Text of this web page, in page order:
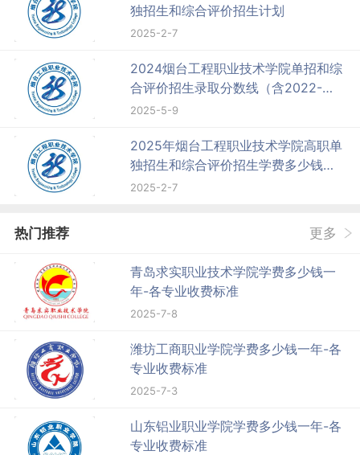
独招生和综合评价招生计划
2025-2-7
2024烟台工程职业技术学院单招和综
合评价招生录取分数线（含2022-
2023历年）
2025-5-9
2025年烟台工程职业技术学院高职单
独招生和综合评价招生学费多少钱一
年-各专业收费标准
2025-2-7
热门推荐 更多
青岛求实职业技术学院学费多少钱一
年-各专业收费标准
2025-7-8
潍坊工商职业学院学费多少钱一年-各
专业收费标准
2025-7-3
山东铝业职业学院学费多少钱一年-各
专业收费标准